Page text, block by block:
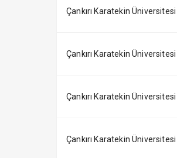
Çankırı Karatekin Üniversitesi
Çankırı Karatekin Üniversitesi
Çankırı Karatekin Üniversitesi
Çankırı Karatekin Üniversitesi